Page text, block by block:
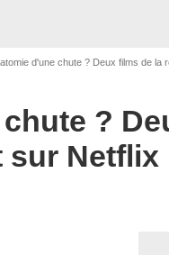
d'une chute ? Deux films de
?
sur Netflix